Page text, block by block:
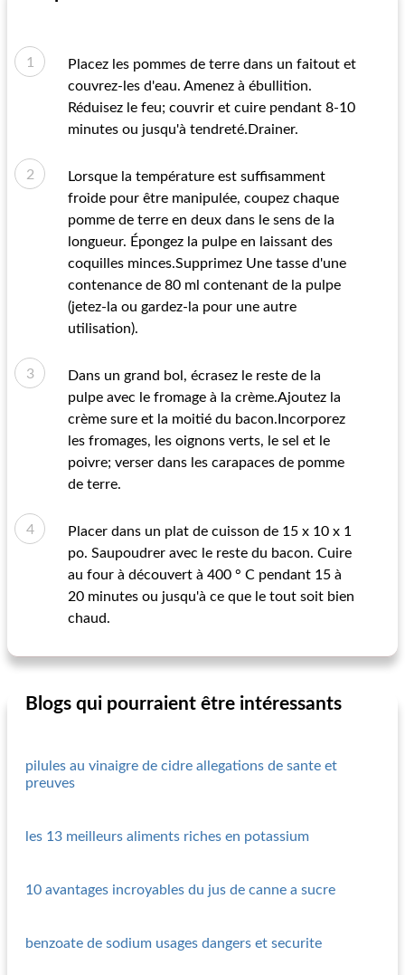
Placez les pommes de terre dans un faitout et
couvrez-les d'eau. Amenez à ébullition.
Réduisez le feu; couvrir et cuire pendant 8-10
minutes ou jusqu'à tendreté.Drainer.
Lorsque la température est suffisamment
froide pour être manipulée, coupez chaque
pomme de terre en deux dans le sens de la
longueur. Épongez la pulpe en laissant des
coquilles minces.Supprimez Une tasse d'une
contenance de 80 ml contenant de la pulpe
(jetez-la ou gardez-la pour une autre
utilisation).
Dans un grand bol, écrasez le reste de la
pulpe avec le fromage à la crème.Ajoutez la
crème sure et la moitié du bacon.Incorporez
les fromages, les oignons verts, le sel et le
poivre; verser dans les carapaces de pomme
de terre.
Placer dans un plat de cuisson de 15 x 10 x 1
po. Saupoudrer avec le reste du bacon. Cuire
au four à découvert à 400 ° C pendant 15 à
20 minutes ou jusqu'à ce que le tout soit bien
chaud.
Blogs qui pourraient être intéressants
pilules au vinaigre de cidre allegations de sante et
preuves
les 13 meilleurs aliments riches en potassium
10 avantages incroyables du jus de canne a sucre
benzoate de sodium usages dangers et securite